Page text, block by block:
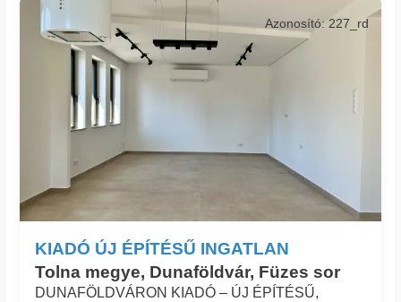
KIADÓ ÚJ ÉPÍTÉSŰ INGATLAN
Tolna megye, Dunaföldvár, Füzes sor
Azonosító: 227_rd
DUNAFÖLDVÁRON KIADÓ – ÚJ ÉPÍTÉSŰ,